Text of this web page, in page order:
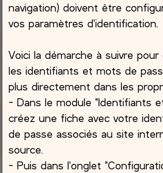
navigation) doivent être
vos paramètres d'identification.
Voici la démarche à suivre
les identifiants et mots de
plus directement dans les
- Dans le module "Identifiants
créez une fiche avec votre
de passe associés au site
source.
- Puis dans l'onglet